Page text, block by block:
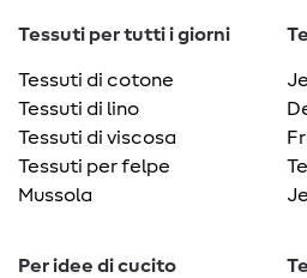
Tessuti per tutti i giorni
Tessuti di cotone
Tessuti di lino
Tessuti di viscosa
Tessuti per felpe
Mussola
Per idee di cucito